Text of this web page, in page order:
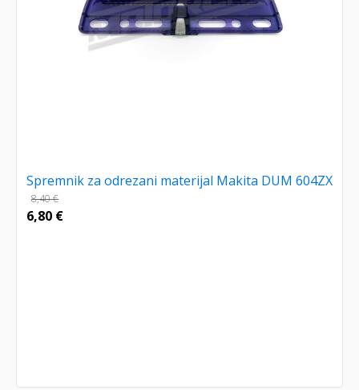
Spremnik za odrezani materijal Makita DUM 604ZX
8,40€
6,80 €